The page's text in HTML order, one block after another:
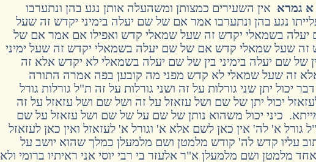
א גמרא אין השעירים כמצותן ומשהעלה אותן נגע בהן ונתערבו
נגע בהן ונתערבו אמר אם של שם יעלה בימיני יקדש זה שעל
יעלה בשמאלי יקדש זה שעל שמאלי קדש ואפילו אם אמר אם של
זה שעל שמאלי קדש אם של שם יעלה בשמאלי יקדש זה שעל ימיני
של שם יעלה בימיני בין של שם יעלה בשמאלי לא יקדש אלא זה
זה שעל שמאלי לא קדש מפני מה קובען בפה אמרה התורה
יכול יתן שני גורלות על זה ושני גורלות על זה ת"ל גורלות גורל
יכול יתן של שם ושל עזאזל על זה ושל שם ושל עזאזל על זה
כיני יכול משהוא נותן של שם על של שם ושל עזאזל על שם
גורל א' לה' אין כאן לשם אלא א' וגורל א' לעזאזל ואין כאן לעזאזל
עליו קדש לה' קודש מלמטן ושם מלמעלן כמלך שהוא יושב על
מלמטן ושם מלמעלן א"ר אלעזר בי רבי יוסי אני ראיתיו ברומי ולא